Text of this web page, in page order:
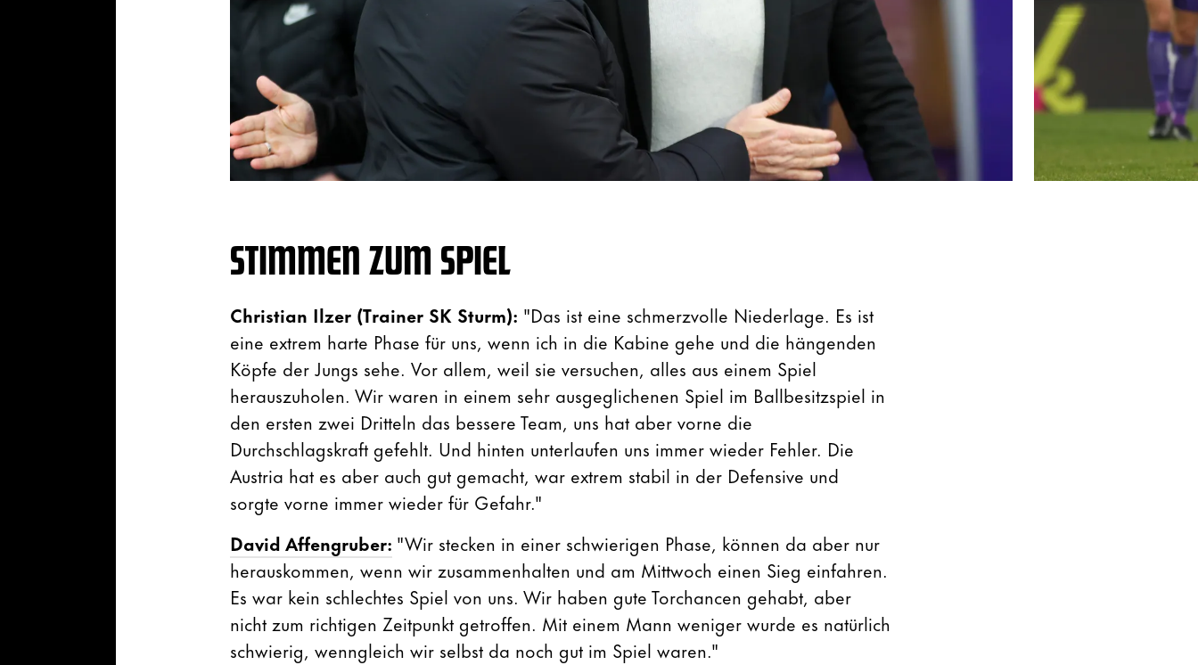
STIMMEN ZUM SPIEL
Christian Ilzer (Trainer SK Sturm): "Das ist eine schmerzvolle Niederlage. Es ist
eine extrem harte Phase für uns, wenn ich in die Kabine gehe und die hängenden
Köpfe der Jungs sehe. Vor allem, weil sie versuchen, alles aus einem Spiel
herauszuholen. Wir waren in einem sehr ausgeglichenen Spiel im Ballbesitzspiel in
den ersten zwei Dritteln das bessere Team, uns hat aber vorne die
Durchschlagskraft gefehlt. Und hinten unterlaufen uns immer wieder Fehler. Die
Austria hat es aber auch gut gemacht, war extrem stabil in der Defensive und
sorgte vorne immer wieder für Gefahr."
David Affengruber: "Wir stecken in einer schwierigen Phase, können da aber nur
herauskommen, wenn wir zusammenhalten und am Mittwoch einen Sieg einfahren.
Es war kein schlechtes Spiel von uns. Wir haben gute Torchancen gehabt, aber
nicht zum richtigen Zeitpunkt getroffen. Mit einem Mann weniger wurde es natürlich
schwierig, wenngleich wir selbst da noch gut im Spiel waren."